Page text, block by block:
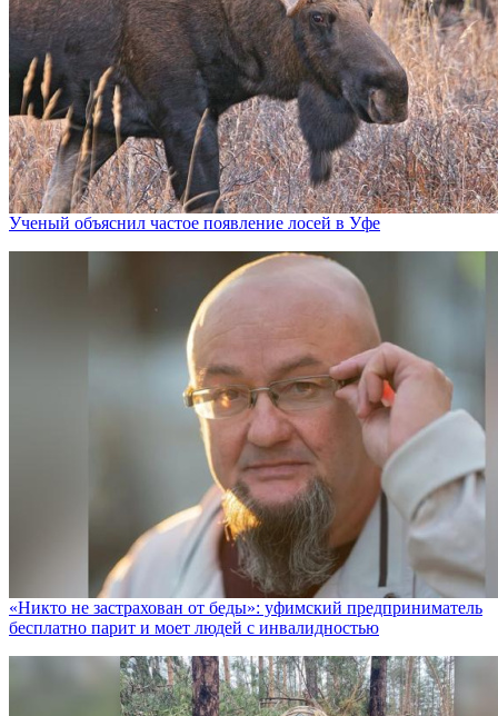
Ученый объяснил частое появление лосей в Уфе
«Никто не заcтрахован от беды»: уфимский предприниматель
бесплатно парит и моет людей с инвалидностью